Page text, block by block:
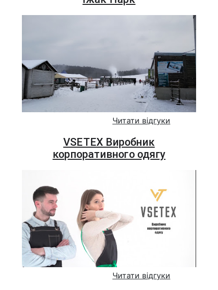
Читати відгуки
VSETEX Виробник
корпоративного одягу
Читати відгуки